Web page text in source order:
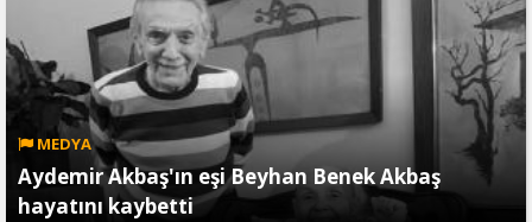
MEDYA
Aydemir Akbaş'ın eşi Beyhan Benek Akbaş
hayatını kaybetti